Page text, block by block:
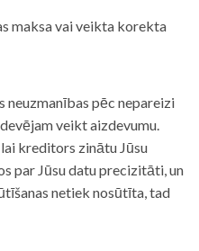
maksa vai veikta korekta
neuzmanības pēc nepareizi
veikt aizdevumu.
kreditors zinātu Jūsu
par Jūsu datu precizitāti, un
netiek nosūtīta, tad